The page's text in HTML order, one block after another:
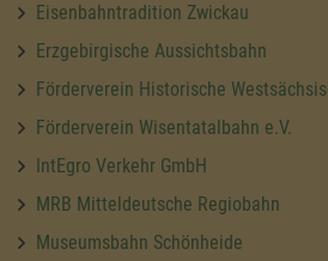
Eisenbahntradition Zwickau
Erzgebirgische Aussichtsbahn
Förderverein Historische
Förderverein Wisentatalbahn e.V.
IntEgro Verkehr GmbH
MRB Mitteldeutsche Regiobahn
Museumsbahn Schönheide